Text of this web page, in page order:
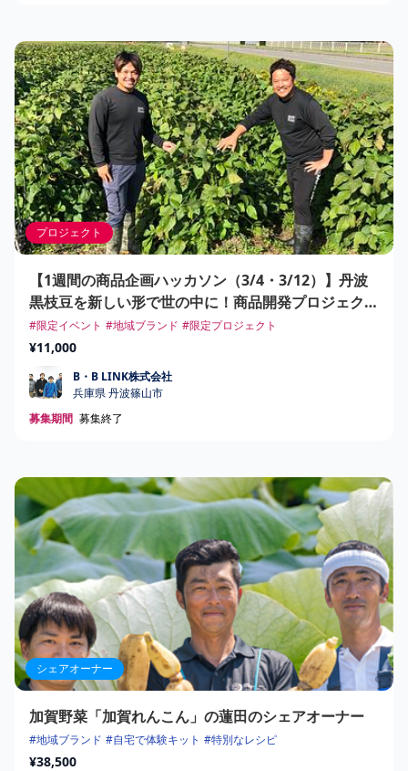
プロジェクト
【1週間の商品企画ハッカソン（3/4・3/12）】丹波
黒枝豆を新しい形で世の中に！商品開発プロジェクト
Supported by Planet M
#限定イベント #地域ブランド #限定プロジェクト
¥11,000
B・B LINK株式会社
B・B LINK株式会社
兵庫県 丹波篠山市
募集期間 募集終了
シェアオーナー
加賀野菜「加賀れんこん」の蓮田のシェアオーナー
#地域ブランド #自宅で体験キット #特別なレシピ
¥38,500